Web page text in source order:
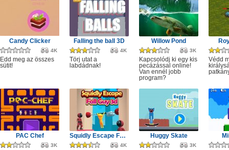
Candy Clicker
4K
Edd meg az összes
sütit!
Falling the ball 3D
4K
Törj utat a
labdádnak!
Willow Pond
3K
Kapcsolódj ki egy kis
pecázással online!
Van ennél jobb
program?
Védd
PAC Chef
3K
Squidly Escape Fall Guy 3D
4K
Huggy Skate
3K